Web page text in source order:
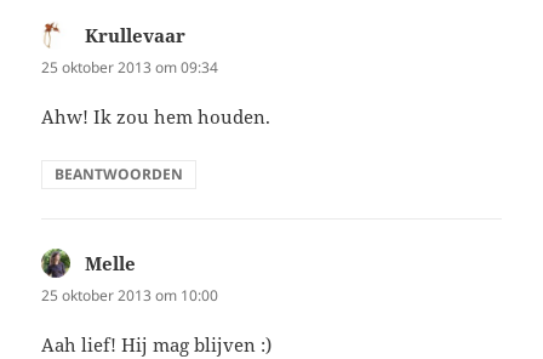
Krullevaar
25 oktober 2013 om 09:34
Ahw! Ik zou hem houden.
BEANTWOORDEN
Melle
25 oktober 2013 om 10:00
Aah lief! Hij mag blijven :)